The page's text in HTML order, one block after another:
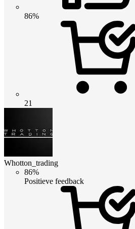
86%
21
Whotton_trading
86%
Positieve feedback